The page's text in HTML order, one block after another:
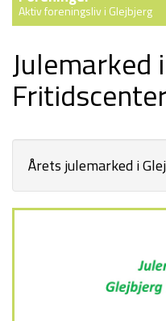
Aktiv foreningsliv i Glejbjerg
Julemarked
Årets julemarked i